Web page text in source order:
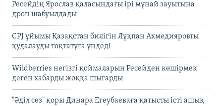
Ресейдің Ярослав қаласындағы ірі мұнай зауытына
дрон шабуылдады
CPJ ұйымы Қазақстан билігін Лұқпан Ахмедияровты
қудалауды тоқтатуға үндеді
Wildberries негізгі қоймаларын Ресейден көшірмек
деген хабарды жоққа шығарды
"Әділ сөз" қоры Динара Егеубаеваға қатысты істі ашық